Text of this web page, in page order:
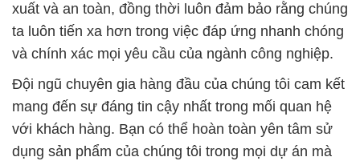
xuất và an toàn, đồng thời luôn đảm bảo rằng chúng
ta luôn tiến xa hơn trong việc đáp ứng nhanh chóng
và chính xác mọi yêu cầu của ngành công nghiệp.
Đội ngũ chuyên gia hàng đầu của chúng tôi cam kết
mang đến sự đáng tin cậy nhất trong mối quan hệ
với khách hàng. Bạn có thể hoàn toàn yên tâm sử
dụng sản phẩm của chúng tôi trong mọi dự án mà